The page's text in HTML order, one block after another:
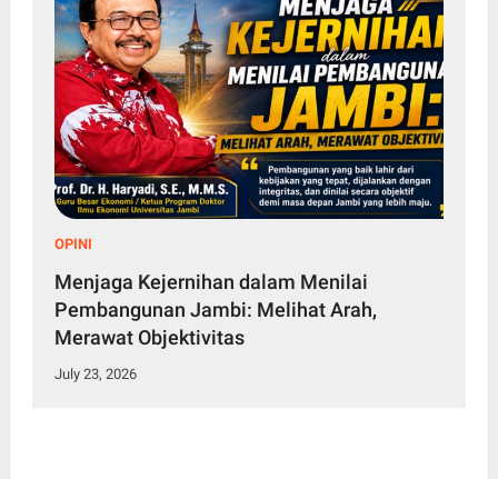
OPINI
Menjaga Kejernihan dalam Menilai
Pembangunan Jambi: Melihat Arah,
Merawat Objektivitas
July 23, 2026